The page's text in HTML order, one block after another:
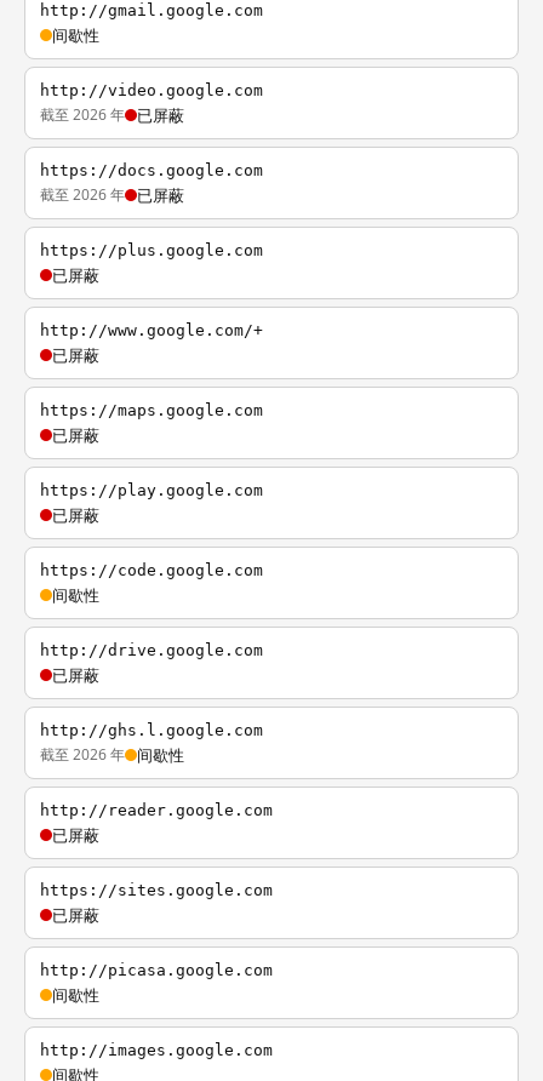
http://gmail.google.com
间歇性
http://video.google.com
截至 2026 年 已屏蔽
https://docs.google.com
截至 2026 年 已屏蔽
https://plus.google.com
已屏蔽
http://www.google.com/+
已屏蔽
https://maps.google.com
已屏蔽
https://play.google.com
已屏蔽
https://code.google.com
间歇性
http://drive.google.com
已屏蔽
http://ghs.l.google.com
截至 2026 年 间歇性
http://reader.google.com
已屏蔽
https://sites.google.com
已屏蔽
http://picasa.google.com
间歇性
http://images.google.com
间歇性